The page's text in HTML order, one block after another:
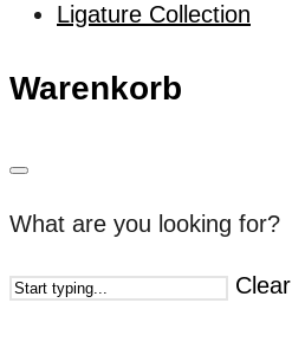
Ligature Collection
Warenkorb
What are you looking for?
Clear